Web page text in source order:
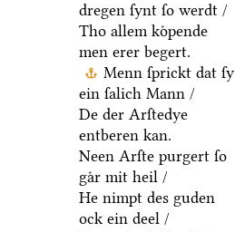
dregen ſynt ſo werdt /
Tho allem koͤpende
men erer begert.
Menn ſprickt dat ſy
ein ſalich Mann /
De der Arſtedye
entberen kan.
Neen Arſte purgert ſo
gaͤr mit heil /
He nimpt des guden
ock ein deel /